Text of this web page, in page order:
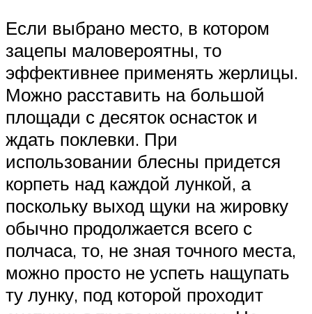
Если выбрано место, в котором
зацепы маловероятны, то
эффективнее применять жерлицы.
Можно расставить на большой
площади с десяток оснасток и
ждать поклевки. При
использовании блесны придется
корпеть над каждой лункой, а
поскольку выход щуки на жировку
обычно продолжается всего с
полчаса, то, не зная точного места,
можно просто не успеть нащупать
ту лунку, под которой проходит